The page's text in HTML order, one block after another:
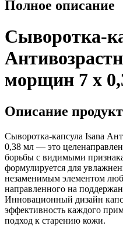
Полное описание
Сыворотка-
морщин 7 x
Описание
Сыворотка-капсула Isana
0,38 мл — это
борьбы с видимыми
формулируется для
незаменимым элементом
направленного на
Инновационный дизайн
эффективность каждого
подход к старению кожи.